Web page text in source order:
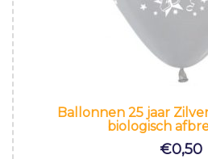
Ballonnen 25 jaar
biologisch
€0,50